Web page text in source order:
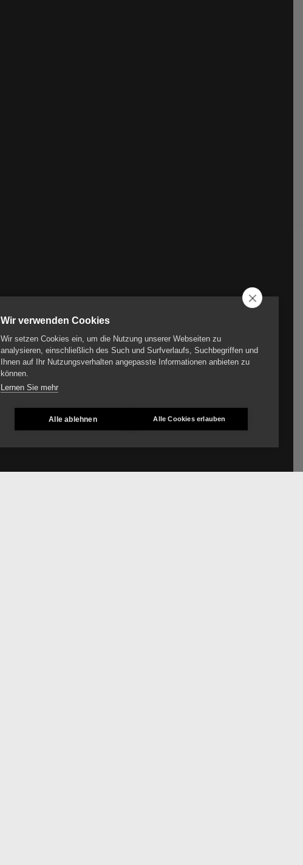
Wir verwenden Cookies
Wir setzen Cookies ein, um die Nutzung unserer Webseiten zu
analysieren, einschließlich des Such und Surfverlaufs, Suchbegriffen und
Ihnen auf Ihr Nutzungsverhalten angepasste Informationen anbieten zu
können.
Lernen Sie mehr
Alle ablehnen Alle Cookies erlauben